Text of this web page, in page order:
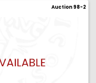
Auction 98-2